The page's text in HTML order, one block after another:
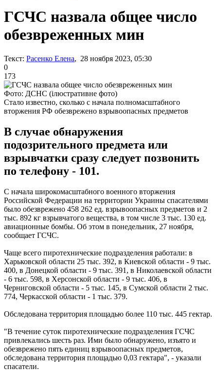
ГСЧС назвала общее число
обезвреженных мин
Текст: Расенко Елена, 28 ноября 2023, 05:30
0
173
Фото: ДСНС (ілюстративне фото)
Стало известно, сколько с начала полномасштабного
вторжения РФ обезврежено взрывоопасных предметов
В случае обнаружения
подозрительного предмета или
взрывчатки сразу следует позвонить
по телефону - 101.
С начала широкомасштабного военного вторжения
Российской Федерации на территории Украины спасателями
было обезврежено 458 262 ед. взрывоопасных предметов и 2
тыс. 892 кг взрывчатого вещества, в том числе 3 тыс. 130 ед.
авиационные бомбы. Об этом в понедельник, 27 ноября,
сообщает ГСЧС.
Чаще всего пиротехнические подразделения работали: в
Харьковской области 25 тыс. 392, в Киевской области - 9 тыс.
400, в Донецкой области - 9 тыс. 391, в Николаевской области
- 6 тыс. 598, в Херсонской области - 9 тыс. 406, в
Черниговской области - 5 тыс. 145, в Сумской области 2 тыс.
774, Черкасской области - 1 тыс. 379.
Обследована территория площадью более 110 тыс. 445 гектар.
"В течение суток пиротехнические подразделения ГСЧС
привлекались шесть раз. Ими было обнаружено, изъято и
обезврежено пять единиц взрывоопасных предметов,
обследована территория площадью 0,03 гектара", - указали
спасатели.